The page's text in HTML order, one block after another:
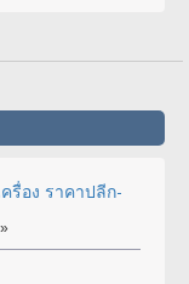
รื่อง ราคาปลีก-